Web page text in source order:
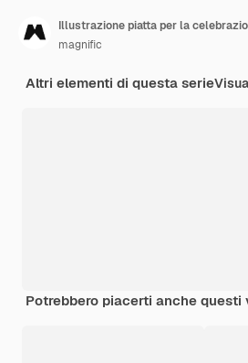
magnific
Altri elementi di questa serie
Potrebbero piacerti anche questi